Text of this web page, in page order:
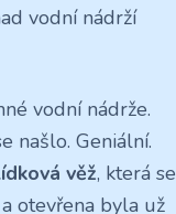
vodní nádrží
vodní nádrže.
našlo. Geniální.
věž, která se
otevřena byla už